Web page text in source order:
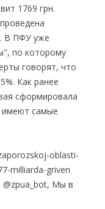
1769 грн.
В ПФУ уже
по которому
говорят, что
Как ранее
сформировала
имеют самые
oblasti-
milliarda-griven
Мы в